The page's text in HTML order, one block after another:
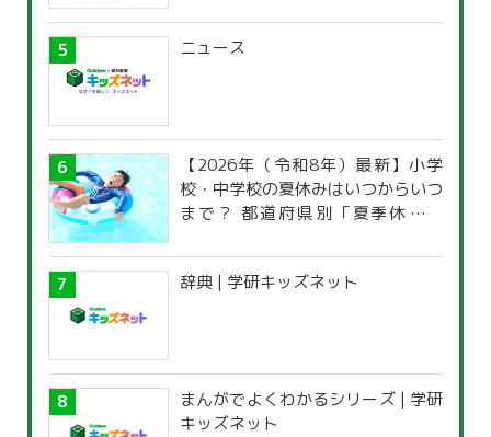
ニュース
【2026年（令和8年）最新】小学
校・中学校の夏休みはいつからいつ
まで？ 都道府県別「夏季休暇一
辞典 | 学研キッズネット
まんがでよくわかるシリーズ | 学研
キッズネット